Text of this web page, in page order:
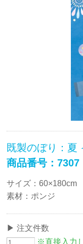
既製のぼり：夏
商品番号：7307
サイズ：60×180cm
素材：ポンジ
注文件数
※直接入力